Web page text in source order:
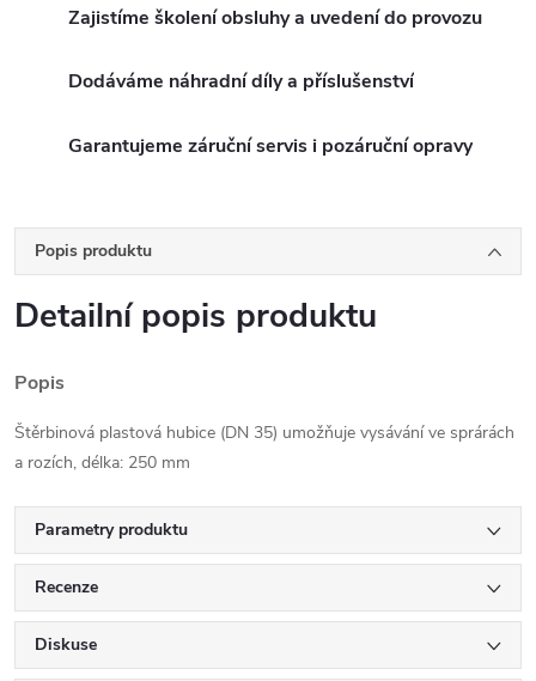
Zajistíme školení obsluhy a uvedení do provozu
Dodáváme náhradní díly a příslušenství
Garantujeme záruční servis i pozáruční opravy
Popis produktu
Detailní popis produktu
Popis
Štěrbinová plastová hubice (DN 35) umožňuje vysávání ve sprárách
a rozích, délka: 250 mm
Parametry produktu
Recenze
Diskuse